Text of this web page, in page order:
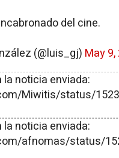
del cine.
(@luis_gj) May
noticia enviada:
Miwitis/status/
noticia enviada:
afnomas/status/